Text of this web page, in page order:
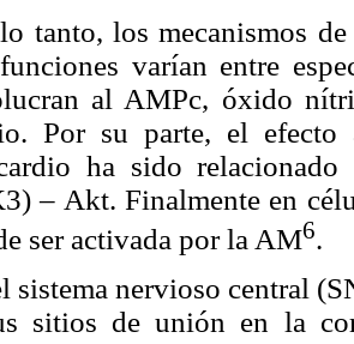
tanto, los mecanismos
varían entre
al AMPc, óxido
Por su parte, el
ha sido
– Akt. Finalmente en
ser activada por la AM6.
sistema nervioso central
sitios de unión en la